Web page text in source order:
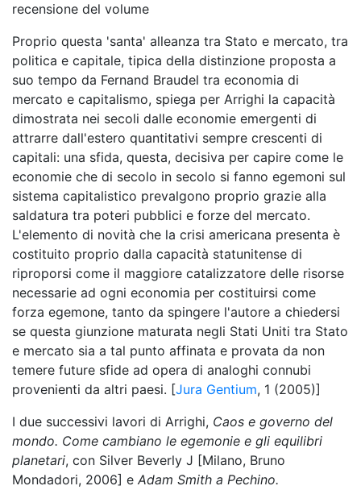
recensione del volume
Proprio questa 'santa' alleanza tra Stato e mercato, tra
politica e capitale, tipica della distinzione proposta a
suo tempo da Fernand Braudel tra economia di
mercato e capitalismo, spiega per Arrighi la capacità
dimostrata nei secoli dalle economie emergenti di
attrarre dall'estero quantitativi sempre crescenti di
capitali: una sfida, questa, decisiva per capire come le
economie che di secolo in secolo si fanno egemoni sul
sistema capitalistico prevalgono proprio grazie alla
saldatura tra poteri pubblici e forze del mercato.
L'elemento di novità che la crisi americana presenta è
costituito proprio dalla capacità statunitense di
riproporsi come il maggiore catalizzatore delle risorse
necessarie ad ogni economia per costituirsi come
forza egemone, tanto da spingere l'autore a chiedersi
se questa giunzione maturata negli Stati Uniti tra Stato
e mercato sia a tal punto affinata e provata da non
temere future sfide ad opera di analoghi connubi
provenienti da altri paesi. [Jura Gentium, 1 (2005)]
I due successivi lavori di Arrighi, Caos e governo del
mondo. Come cambiano le egemonie e gli equilibri
planetari, con Silver Beverly J [Milano, Bruno
Mondadori, 2006] e Adam Smith a Pechino.